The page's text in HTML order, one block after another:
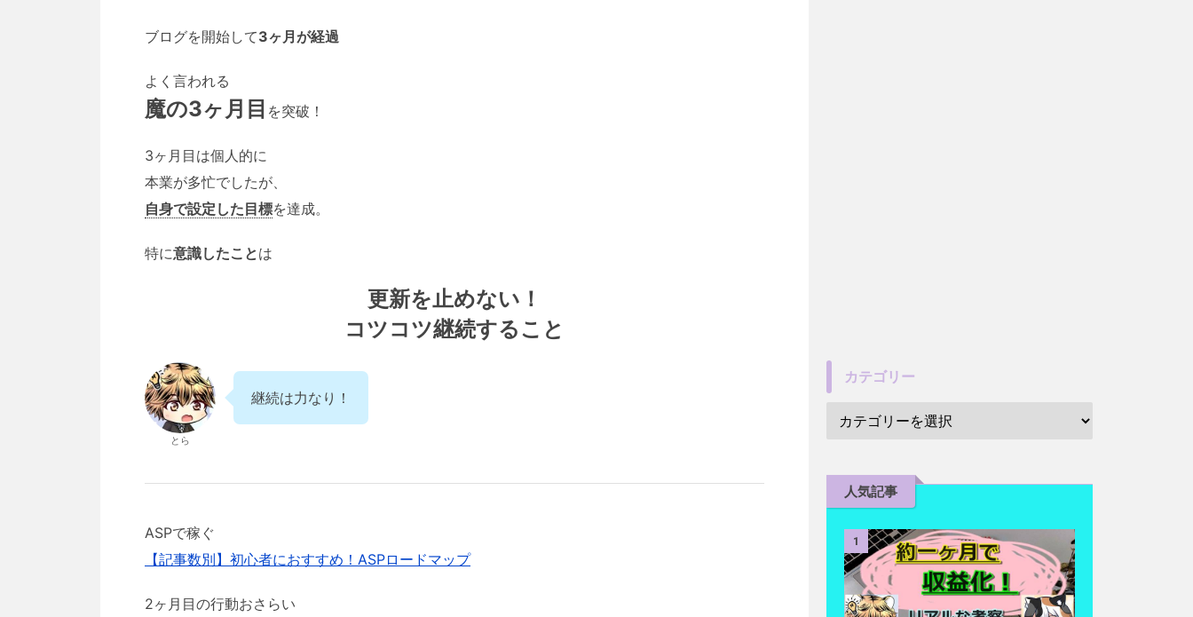
ブログを開始して3ヶ月が経過
よく言われる
魔の3ヶ月目 を突破！
3ヶ月目は個人的に
本業が多忙でしたが、
自身で設定した目標を達成。
特に意識したことは
更新を止めない！
コツコツ継続すること
とら
継続は力なり！
ASPで稼ぐ
【記事数別】初心者におすすめ！ASPロードマップ
2ヶ月目の行動おさらい
カテゴリー
人気記事
1